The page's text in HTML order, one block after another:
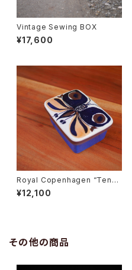
Vintage Sewing BOX
¥17,600
Royal Copenhagen “Tener
a” Butter Case
¥12,100
その他の商品